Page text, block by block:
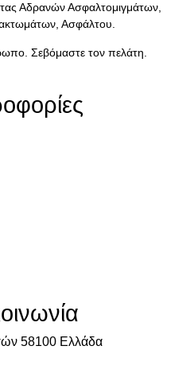
Αδρανών Ασφαλτομιγμάτων,
Ασφάλτου.
Σεβόμαστε τον πελάτη.
58100 Ελλάδα